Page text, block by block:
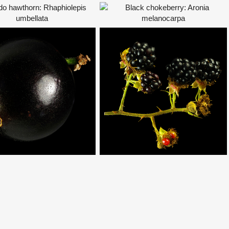
chokeberry:
melanocarpa
Black, Edible: Fruits,
Group: Pome fruits,
Group: Wild fruits
Blackberry:
Rubus winteri
Black, Edible: Fruits,
Group: Soft fruits,
Group: Wild fruits